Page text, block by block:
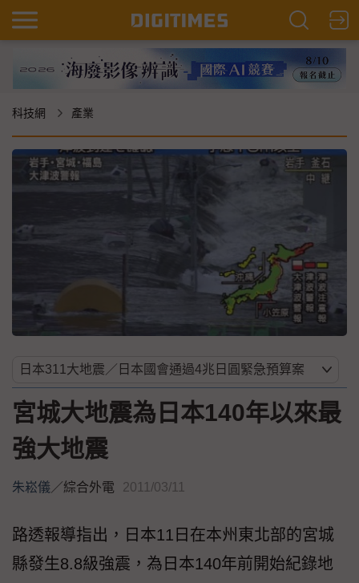
科技網 產業
宮城大地震為日本140年以來最
強大地震
朱崧儀／綜合外電 2011/03/11
路透報導指出，日本11日在本州東北部的宮城
縣發生8.8級強震，為日本140年前開始紀錄地